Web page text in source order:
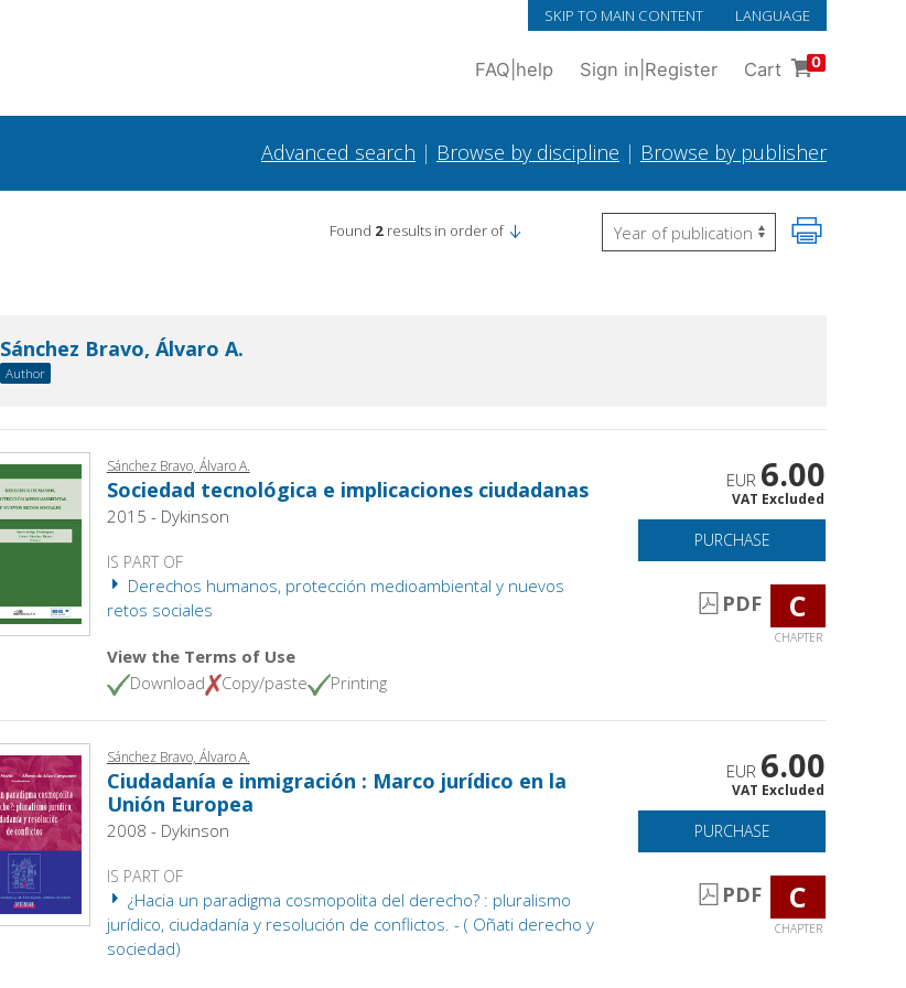
SKIP TO MAIN CONTENT LANGUAGE
FAQ help Sign in Register Cart 0
Advanced search | Browse by discipline | Browse by publisher
Found 2 results in order of
Sánchez Bravo, Álvaro A.
Author
Sánchez Bravo, Álvaro A.
Sociedad tecnológica e implicaciones ciudadanas
2015 - Dykinson
IS PART OF
Derechos humanos, protección medioambiental y nuevos
retos sociales
View the Terms of Use
Download
Copy/paste Printing
EUR 6.00
VAT Excluded
PURCHASE
PDF C
CHAPTER
Sánchez Bravo, Álvaro A.
Ciudadanía e inmigración : Marco jurídico en la
Unión Europea
2008 - Dykinson
IS PART OF
¿Hacia un paradigma cosmopolita del derecho? : pluralismo
jurídico, ciudadanía y resolución de conflictos. - ( Oñati derecho y
sociedad)
EUR 6.00
VAT Excluded
PURCHASE
PDF C
CHAPTER